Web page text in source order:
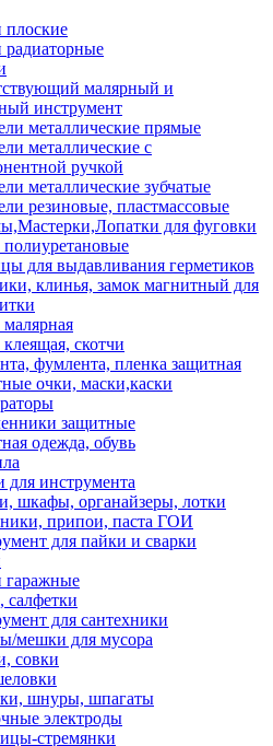
плоские
радиаторные
малярный и
инструмент
металлические прямые
металлические с
ручкой
металлические зубчатые
резиновые, пластмассовые
для фуговки
для выдавливания герметиков
клинья, замок магнитный для
скотчи
фумлента, пленка защитная
очки, маски,каски
защитные
одежда, обувь
для инструмента
шкафы, органайзеры, лотки
припои, паста ГОИ
для пайки и сварки
гаражные
салфетки
для сантехники
мешки для мусора
совки
шнуры, шпагаты
электроды
стремянки